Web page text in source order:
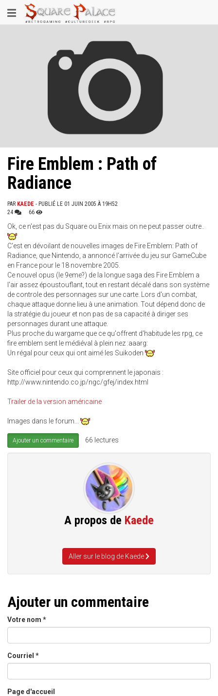
au
contenu
Toggle
navigation
Fire Emblem : Path of
Radiance
PAR KAEDE - PUBLIÉ LE 01 JUIN 2005 À 19H52
24
66
Ok, ce n'est pas du Square ou Enix mais on ne peut passer outre..
C'est en dévoilant de nouvelles images de Fire Emblem: Path of
Radiance, que Nintendo, a annoncé l'arrivée du jeu sur GameCube
en France pour le 18 novembre 2005.
Ce nouvel opus (le 9eme?) de la longue saga des Fire Emblem a
l'air assez époustouflant, tout en restant décalé dans son système
de controle des personnages sur une carte. Lors d'un combat,
chaque attaque donne lieu à une animation. Tout dépend donc de
la stratégie du joueur et non pas de sa capacité à diriger ses
personnages durant une attaque.
Plus proche du wargame que ce qu'offrent d'habitude les rpg, ce
fire emblem sent le médiéval à plein nez :aaarg:
Un régal pour ceux qui ont aimé les Suikoden
Site officiel pour ceux qui comprennent le japonais :
http://www.nintendo.co.jp/ngc/gfej/index.html
Trailer de la version américaine
Images dans le forum...
Ajouter un commentaire 66 lectures
A propos de Kaede
Aller sur le blog de Kaede
Ajouter un commentaire
Votre nom *
Courriel *
Page d'accueil